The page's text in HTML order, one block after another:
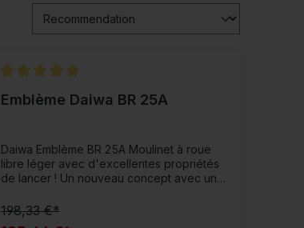
Emblème Daiwa BR 25A
Daiwa Emblème BR 25A Moulinet à roue
libre léger avec d'excellentes propriétés
de lancer ! Un nouveau concept avec une
construction d'un moulinet de pêche
compact et léger qui conserve les
198,33 €*